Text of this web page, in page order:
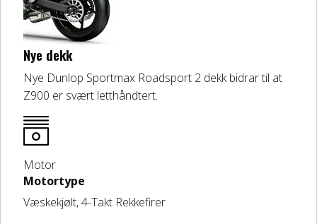
Nye dekk
Nye Dunlop Sportmax Roadsport 2 dekk bidrar til at
Z900 er svært letthåndtert.
Motor
Motortype
Væskekjølt, 4-Takt Rekkefirer